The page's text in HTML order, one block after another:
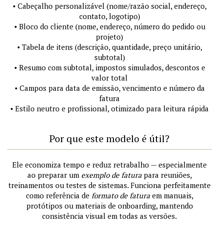
• Cabeçalho personalizável (nome/razão social, endereço,
contato, logotipo)
• Bloco do cliente (nome, endereço, número do pedido ou
projeto)
• Tabela de itens (descrição, quantidade, preço unitário,
subtotal)
• Resumo com subtotal, impostos simulados, descontos e
valor total
• Campos para data de emissão, vencimento e número da
fatura
• Estilo neutro e profissional, otimizado para leitura rápida
Por que este modelo é útil?
Ele economiza tempo e reduz retrabalho — especialmente
ao preparar um exemplo de faturapara reuniões,
treinamentos ou testes de sistemas. Funciona perfeitamente
como referência de formato de faturaem manuais,
protótipos ou materiais de onboarding, mantendo
consistência visual em todas as versões.